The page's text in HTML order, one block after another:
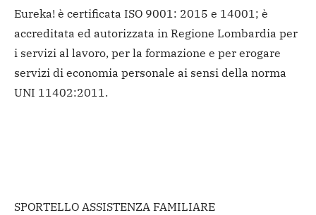
Eureka! è certificata ISO 9001: 2015 e 14001; è
accreditata ed autorizzata in Regione Lombardia per
i servizi al lavoro, per la formazione e per erogare
servizi di economia personale ai sensi della norma
UNI 11402:2011.
SPORTELLO ASSISTENZA FAMILIARE